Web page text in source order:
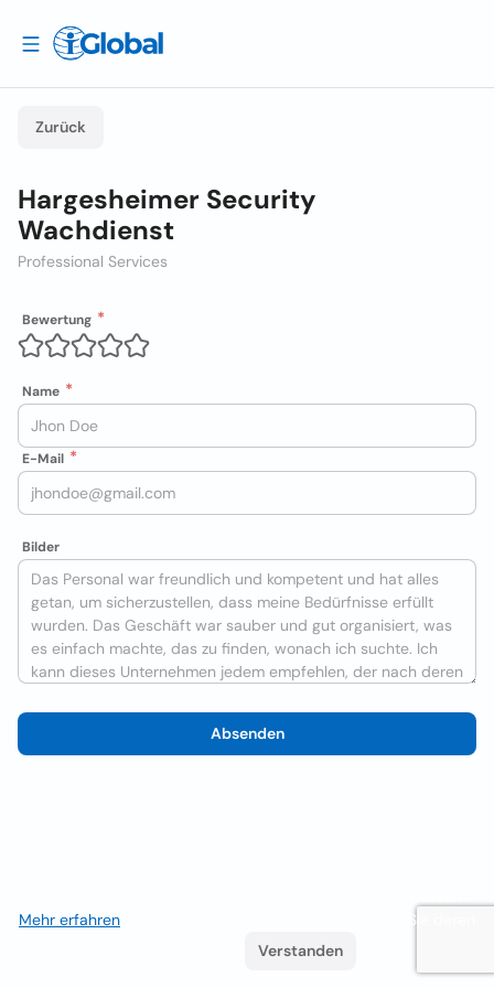
Zurück
Hargesheimer Security
Wachdienst
Professional Services
Bewertung
Name
E-Mail
Bilder
Absenden
Mehr erfahren . Wenn Sie weiterhin surfen, akzeptieren Sie deren
Verstanden